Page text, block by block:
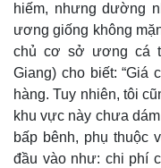
hiếm, nhưng dường
ương giống không
chủ cơ sở ương cá
Giang) cho biết: “Giá
hàng. Tuy nhiên, tôi
khu vực này chưa
bấp bênh, phụ thuộc
đầu vào như: chi phí